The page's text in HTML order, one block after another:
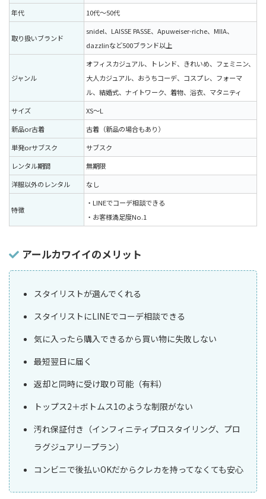
年代
10代〜50代
取り扱いブランド
snidel、LAISSE PASSE、Apuweiser-riche、MIIA、
dazzlinなど500ブランド以上
ジャンル
オフィスカジュアル、トレンド、きれいめ、フェミニン、
大人カジュアル、おうちコーデ、コスプレ、フォーマ
ル、結婚式、ナイトワーク、着物、浴衣、マタニティ
サイズ
XS〜L
新品or古着
古着（新品の場合もあり）
単発orサブスク
サブスク
レンタル期間
無期限
洋服以外のレンタル
なし
特徴
・LINEでコーデ相談できる
・お客様満足度No.1
アールカワイイのメリット
スタイリストが選んでくれる
スタイリストにLINEでコーデ相談できる
気に入ったら購入できるから買い物に失敗しない
最短翌日に届く
返却と同時に受け取り可能（有料）
トップス2＋ボトムス1のような制限がない
汚れ保証付き（インフィニティプロスタイリング、プロ
ラグジュアリープラン）
コンビニで後払いOKだからクレカを持ってなくても安心